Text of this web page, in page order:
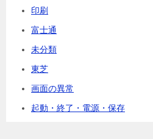
印刷
富士通
未分類
東芝
画面の異常
起動・終了・電源・保存